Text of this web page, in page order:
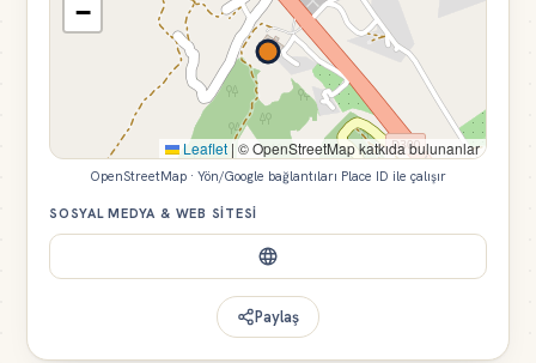
−
Leaflet | © OpenStreetMap katkıda bulunanlar
OpenStreetMap · Yön/Google bağlantıları Place ID ile çalışır
SOSYAL MEDYA & WEB SITESI
Paylaş